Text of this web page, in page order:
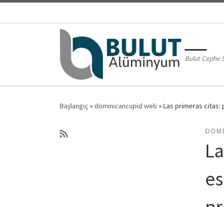
Bulut Cephe
Başlangıç »dominicancupid web »Las primeras citas: